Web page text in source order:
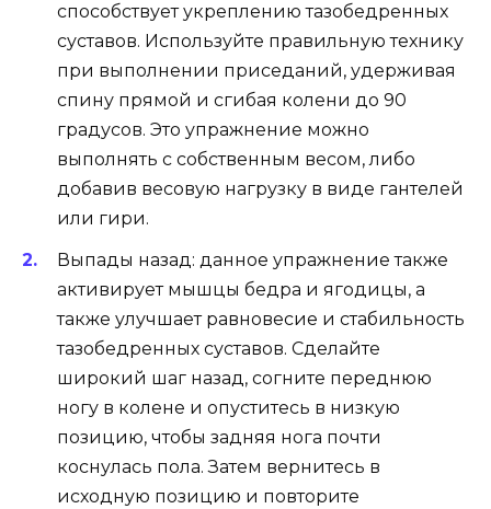
способствует укреплению тазобедренных
суставов. Используйте правильную технику
при выполнении приседаний, удерживая
спину прямой и сгибая колени до 90
градусов. Это упражнение можно
выполнять с собственным весом, либо
добавив весовую нагрузку в виде гантелей
или гири.
Выпады назад: данное упражнение также
активирует мышцы бедра и ягодицы, а
также улучшает равновесие и стабильность
тазобедренных суставов. Сделайте
широкий шаг назад, согните переднюю
ногу в колене и опуститесь в низкую
позицию, чтобы задняя нога почти
коснулась пола. Затем вернитесь в
исходную позицию и повторите